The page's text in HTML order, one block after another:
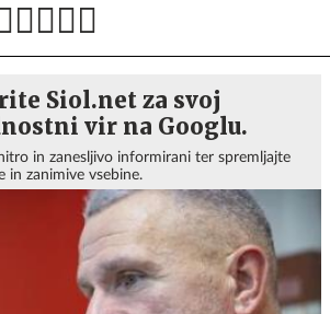
Siol.net za svoj
vir na Googlu.
in zanesljivo informirani ter spremljajte
in zanimive vsebine.